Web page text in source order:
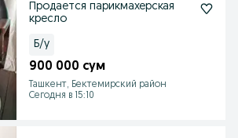
Продается парикмахерская
кресло
Б/у
900 000 сум
Ташкент, Бектемирский район
Сегодня в 15:10